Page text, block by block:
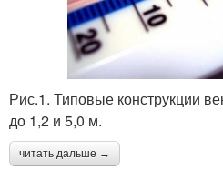
Рис.1. Типовые конструкции
до 1,2 и 5,0 м.
читать дальше →